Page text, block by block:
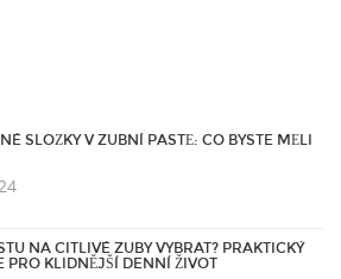
SLOŽKY V ZUBNÍ PASTĚ: CO BYSTE MĚLI
NA CITLIVÉ ZUBY VYBRAT? PRAKTICKÝ
PRO KLIDNĚJŠÍ DENNÍ ŽIVOT